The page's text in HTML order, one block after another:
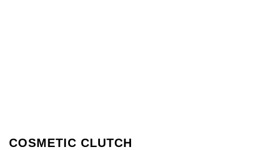
COSMETIC CLUTCH